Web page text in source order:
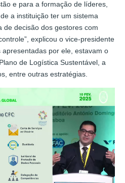
e para a formação de líderes,
a instituição ter um sistema
de decisão dos gestores com
explicou o vice-presidente
por ele, estavam o
de Logística Sustentável, a
entre outras estratégias.